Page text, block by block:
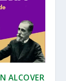
ALCOVER